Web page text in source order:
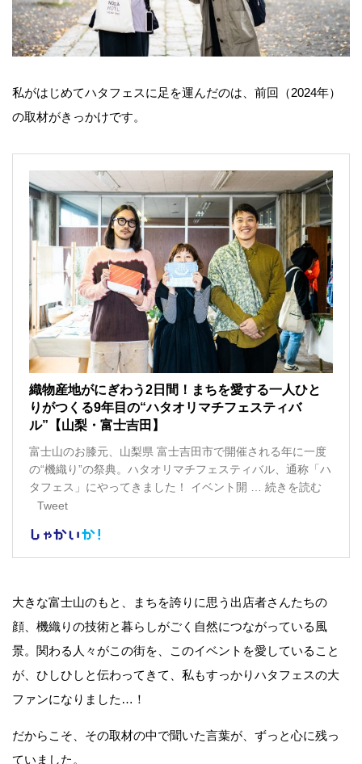
私がはじめてハタフェスに足を運んだのは、前回（2024年）
の取材がきっかけです。
大きな富士山のもと、まちを誇りに思う出店者さんたちの
顔、機織りの技術と暮らしがごく自然につながっている風
景。関わる人々がこの街を、このイベントを愛していること
が、ひしひしと伝わってきて、私もすっかりハタフェスの大
ファンになりました…！
だからこそ、その取材の中で聞いた言葉が、ずっと心に残っ
ていました。